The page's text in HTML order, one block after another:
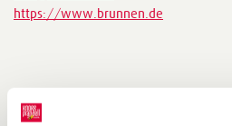
https://www.brunnen.de